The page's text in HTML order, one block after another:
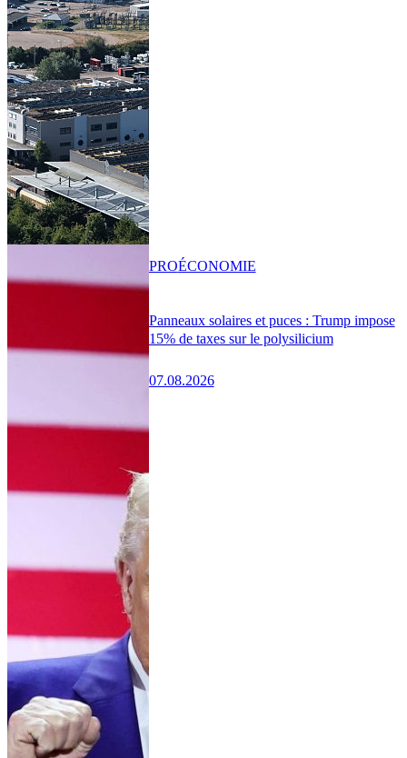
Panneaux solaires et puces : Trump impose
15% de taxes sur le polysilicium
07.08.2026
PROÉCONOMIE